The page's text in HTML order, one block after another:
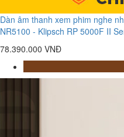
Dàn âm thanh xem phim nghe
NR5100 - Klipsch RP 5000F II
78.390.000 VNĐ